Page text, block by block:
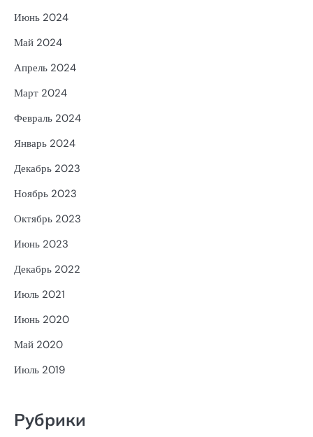
Июнь 2024
Май 2024
Апрель 2024
Март 2024
Февраль 2024
Январь 2024
Декабрь 2023
Ноябрь 2023
Октябрь 2023
Июнь 2023
Декабрь 2022
Июль 2021
Июнь 2020
Май 2020
Июль 2019
Рубрики